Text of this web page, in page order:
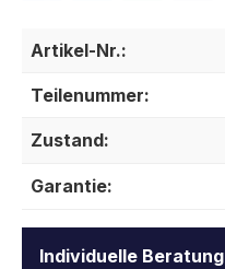
Artikel-Nr.:
Teilenummer:
Zustand:
Garantie:
Individuelle Beratung